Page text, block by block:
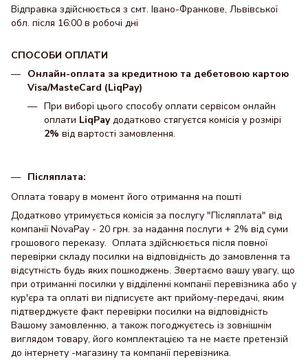
Відправка здійснюється з смт. Івано-Франкове, Львівської
обл. після 16:00 в робочі дні
СПОСОБИ ОПЛАТИ
Онлайн-оплата за кредитною та дебетовою картою
Visa/MasteCard (LiqPay)
При виборі цього способу оплати сервісом онлайн
оплати LiqPayдодатково стягуєтся комісія у розмірі
2% від вартості замовлення.
Післяплата:
Оплата товару в момент його отримання на пошті
Додатково утримується комісія за послугу "Післяплата" від
компанії NovaPay - 20 грн. за надання послуги + 2% від суми
грошового переказу. Оплата здійснюється після повної
перевірки складу посилки на відповідність до замовлення та
відсутність будь яких пошкоджень. Звертаємо вашу увагу, що
при отриманні посилки у відділенні компанії перевізника або у
кур'єра та оплаті ви підписуєте акт прийому-передачі, яким
підтверджуєте факт перевірки посилки на відповідність
Вашому замовленню, а також погоджуєтесь із зовнішнім
виглядом товару, його комплектацією та не маєте претензій
до інтернету -магазину та компанії перевізника.